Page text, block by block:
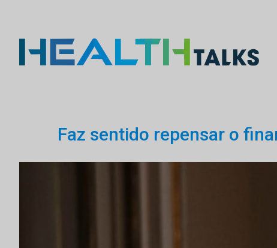
Faz sentido repensar o